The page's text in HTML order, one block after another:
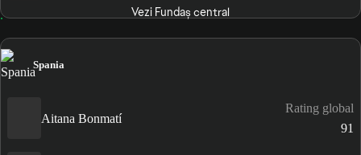
Vezi Fundaș central
Spania
Aitana Bonmatí
Rating global
91